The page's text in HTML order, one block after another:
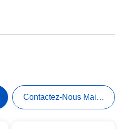
Contactez-Nous Maintenant